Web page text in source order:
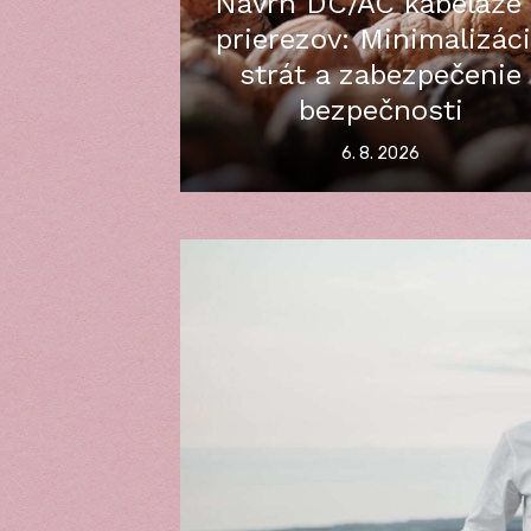
prierezov:
strát a zabezpečenie
bezpečnosti
Posted
on
6. 8. 2026